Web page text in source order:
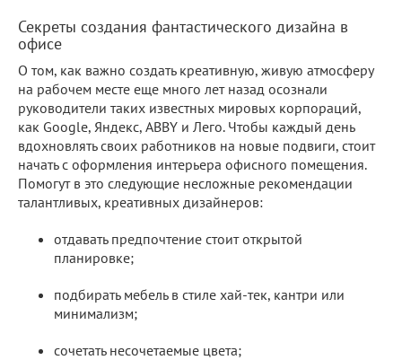
Секреты создания фантастического дизайна в
офисе
О том, как важно создать креативную, живую атмосферу
на рабочем месте еще много лет назад осознали
руководители таких известных мировых корпораций,
как Google, Яндекс, ABBY и Лего. Чтобы каждый день
вдохновлять своих работников на новые подвиги, стоит
начать с оформления интерьера офисного помещения.
Помогут в это следующие несложные рекомендации
талантливых, креативных дизайнеров:
отдавать предпочтение стоит открытой
планировке;
подбирать мебель в стиле хай-тек, кантри или
минимализм;
сочетать несочетаемые цвета;